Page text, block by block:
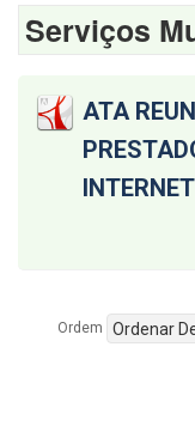
Serviços
ATA
INTERNET
Ordem